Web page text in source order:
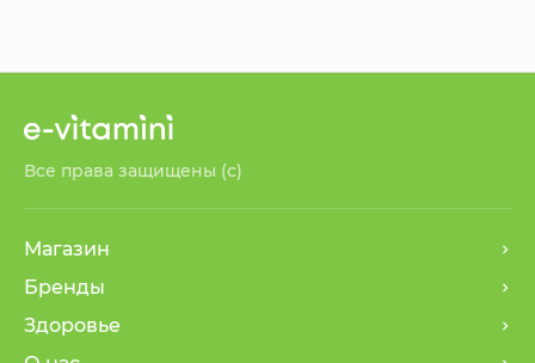
Все права защищены (с)
Магазин
Бренды
Здоровье